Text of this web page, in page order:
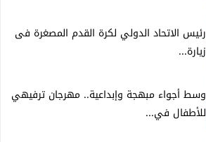
رئيس الاتحاد الدولي لكرة القدم المصغرة فى
زيارة...
وسط أجواء مبهجة وإبداعية.. مهرجان ترفيهي
للأطفال في...